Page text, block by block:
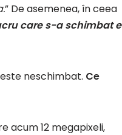
” De asemenea, în ceea
care s-a schimbat e
neschimbat. Ce
acum 12 megapixeli,